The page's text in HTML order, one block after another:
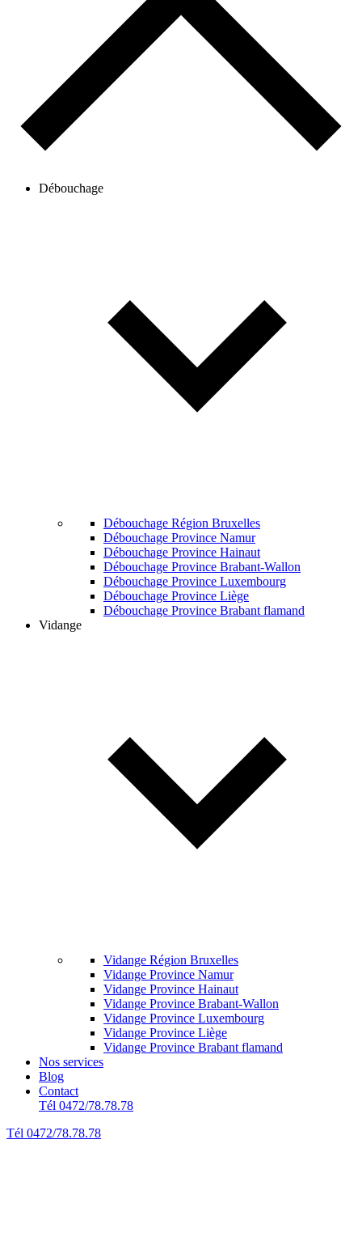
Débouchage
Débouchage Région Bruxelles
Débouchage Province Namur
Débouchage Province Hainaut
Débouchage Province Brabant-Wallon
Débouchage Province Luxembourg
Débouchage Province Liège
Débouchage Province Brabant flamand
Vidange
Vidange Région Bruxelles
Vidange Province Namur
Vidange Province Hainaut
Vidange Province Brabant-Wallon
Vidange Province Luxembourg
Vidange Province Liège
Vidange Province Brabant flamand
Nos services
Blog
Contact
Tél 0472/78.78.78
Tél 0472/78.78.78